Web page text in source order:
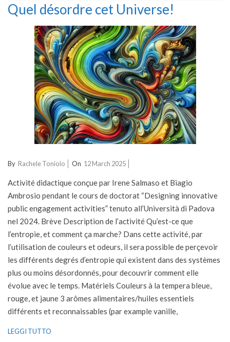
Quel désordre cet Universe!
2025-
12
By Rachele Toniolo On 12 March 2025
Activité didactique conçue par Irene Salmaso et Biagio
Ambrosio pendant le cours de doctorat “Designing innovative
public engagement activities” tenuto all’Università di Padova
nel 2024. Brève Description de l’activité Qu’est-ce que
l’entropie, et comment ça marche? Dans cette activité, par
l’utilisation de couleurs et odeurs, il sera possible de perçevoir
les différents degrés d’entropie qui existent dans des systèmes
plus ou moins désordonnés, pour decouvrir comment elle
évolue avec le temps. Matériels Couleurs à la tempera bleue,
rouge, et jaune 3 arômes alimentaires/huiles essentiels
différents et reconnaissables (par example vanille,
LEGGI TUTTO